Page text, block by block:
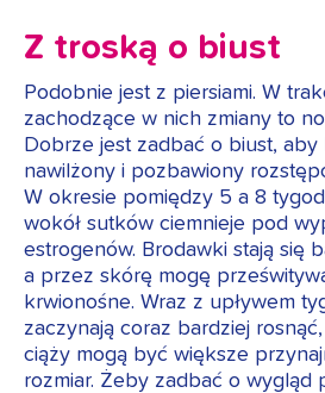
Z troską o biust
Podobnie jest z piersiami. W
zachodzące w nich zmiany to
Dobrze jest zadbać o biust, aby
nawilżony i pozbawiony
W okresie pomiędzy 5 a 8
wokół sutków ciemnieje pod
estrogenów. Brodawki stają się
a przez skórę mogę
krwionośne. Wraz z upływem
zaczynają coraz bardziej
ciąży mogą być większe
rozmiar. Żeby zadbać o wygląd